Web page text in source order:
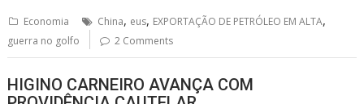
Economia China, eus, EXPORTAÇÃO DE PETRÓLEO EM ALTA,
guerra no golfo 2 Comments
HIGINO CARNEIRO AVANÇA COM